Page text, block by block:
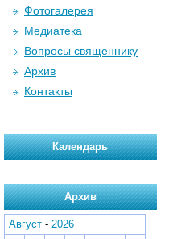
Фотогалерея
Медиатека
Вопросы священнику
Архив
Контакты
Календарь
Архив
Август - 2026